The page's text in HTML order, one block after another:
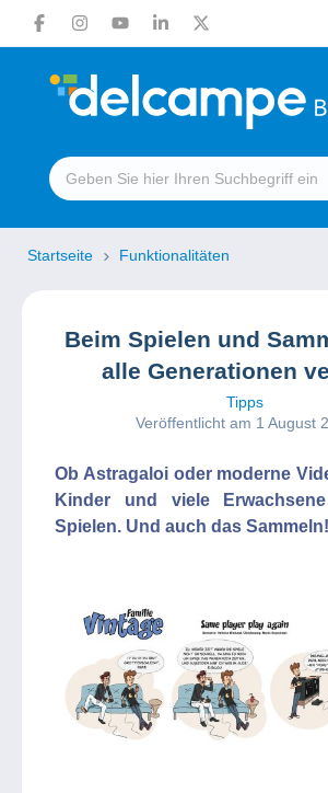
Startseite Funktionalitäten
Beim Spielen und
alle Generationen
Tipps
Veröffentlicht am 1 August
Ob Astragaloi oder moderne
Kinder und viele
Spielen. Und auch das Sammeln!